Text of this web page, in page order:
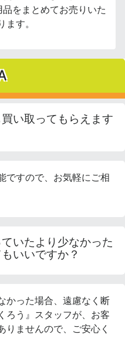
をまとめてお売りいた
す。
い取ってもらえます
ですので、お気軽にご相
いたより少なかった
いいですか？
かった場合、遠慮なく断
ろう』スタッフが、お客
りませんので、ご安心く